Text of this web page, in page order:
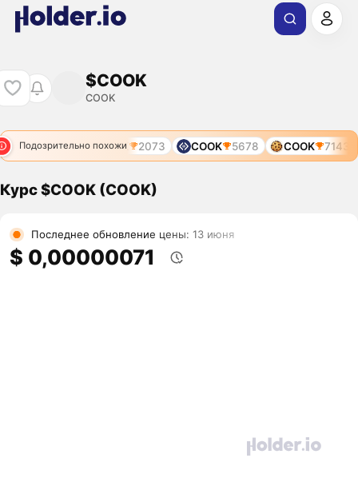
$COOK
COOK
Подозрительно похожи
COOK 2073 COOK 5678 COOK 7143
Курс $COOK (COOK)
Последнее обновление цены: 13 июня
$ 0,00000071